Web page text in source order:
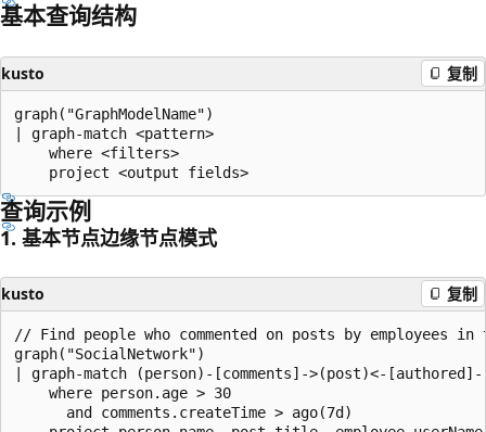
基本查询结构
kusto 复制
graph("GraphModelName")
| graph-match <pattern>
    where <filters>
查询示例
1. 基本节点边缘节点模式
kusto 复制
// Find people who commented on posts by employees
graph("SocialNetwork")
| graph-match (person)-[comments]->(post)<-[authored]-
    where person.age > 30
      and comments.createTime > ago(7d)